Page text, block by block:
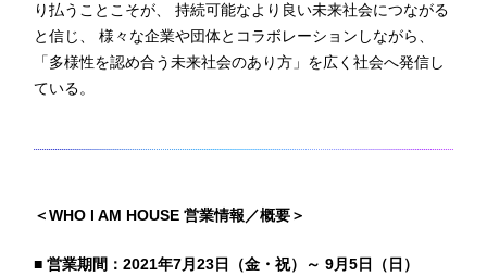
り払うことこそが、 持続可能なより良い未来社会につながる
と信じ、 様々な企業や団体とコラボレーションしながら、
「多様性を認め合う未来社会のあり方」を広く社会へ発信し
ている。
＜WHO I AM HOUSE 営業情報／概要＞
■ 営業期間：2021年7月23日（金・祝）～ 9月5日（日）